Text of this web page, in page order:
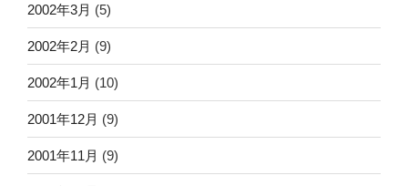
2002年3月 (5)
2002年2月 (9)
2002年1月 (10)
2001年12月 (9)
2001年11月 (9)